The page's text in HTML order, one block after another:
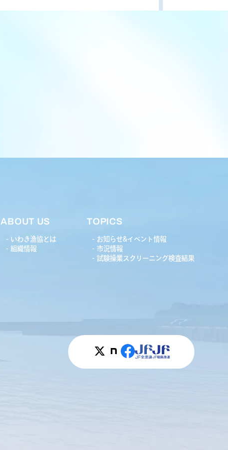
ABOUT US
いわき漁協とは
組織情報
TOPICS
お知らせ&イベント情報
市況情報
試験操業スクリーニング検査結果